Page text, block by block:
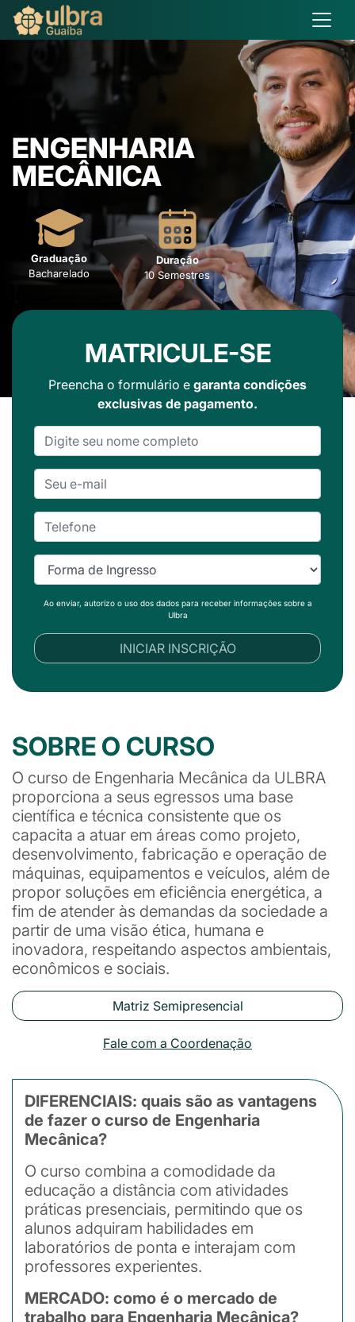
ENGENHARIA
MECÂNICA
Graduação
Bacharelado
Duração
10 Semestres
MATRICULE-SE
Preencha o formulário e garanta condições
exclusivas de pagamento.
Ao enviar, autorizo o uso dos dados para receber informações sobre a
Ulbra
INICIAR INSCRIÇÃO
SOBRE O CURSO
O curso de Engenharia Mecânica da ULBRA
proporciona a seus egressos uma base
científica e técnica consistente que os
capacita a atuar em áreas como projeto,
desenvolvimento, fabricação e operação de
máquinas, equipamentos e veículos, além de
propor soluções em eficiência energética, a
fim de atender às demandas da sociedade a
partir de uma visão ética, humana e
inovadora, respeitando aspectos ambientais,
econômicos e sociais.
Matriz Semipresencial
Fale com a Coordenação
DIFERENCIAIS: quais são as vantagens
de fazer o curso de Engenharia
Mecânica?
O curso combina a comodidade da
educação a distância com atividades
práticas presenciais, permitindo que os
alunos adquiram habilidades em
laboratórios de ponta e interajam com
professores experientes.
MERCADO: como é o mercado de
trabalho para Engenharia Mecânica?